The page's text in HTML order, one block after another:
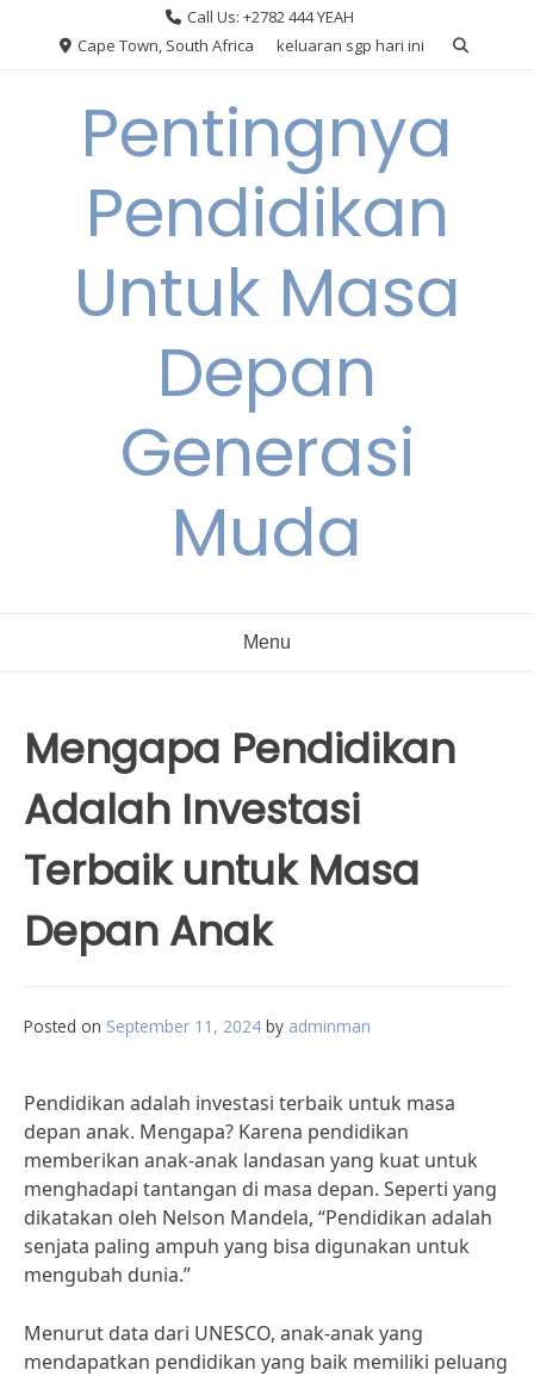
Call Us: +2782 444 YEAH
Cape Town, South Africa
keluaran sgp hari ini
Pentingnya
Pendidikan
Untuk Masa
Depan
Generasi
Muda
Menu
Mengapa Pendidikan
Adalah Investasi
Terbaik untuk Masa
Depan Anak
Posted on September 11, 2024 by adminman
Pendidikan adalah investasi terbaik untuk masa
depan anak. Mengapa? Karena pendidikan
memberikan anak-anak landasan yang kuat untuk
menghadapi tantangan di masa depan. Seperti yang
dikatakan oleh Nelson Mandela, “Pendidikan adalah
senjata paling ampuh yang bisa digunakan untuk
mengubah dunia.”
Menurut data dari UNESCO, anak-anak yang
mendapatkan pendidikan yang baik memiliki peluang